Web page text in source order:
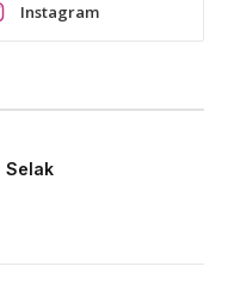
Instagram
Selak